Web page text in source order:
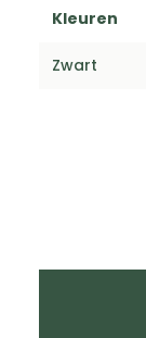
Kleuren
Zwart